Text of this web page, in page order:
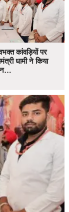
कांवड़ियों पर
धामी ने किया